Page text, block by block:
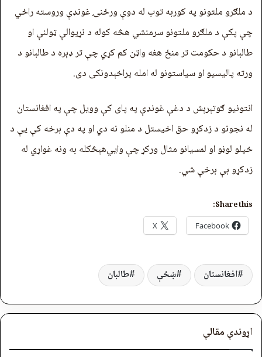
د ملګرو ملتونو په کوربه توب له دوې ورځنۍ غونډې وروسته راځي
چې پکې د ملګرو ملتونو سرمنشي هڅه کوله د نړیوالې ټولنې او
طالبانو د حکومت تر منځ هغه واټن کم کړي چې تر ډېره د طالبانو د
ورته پالیسیو او سیاستونو له امله پراخېدونکی دی.
انتونیو ګوتېرېش د دغې غونډې په پای کې وویل چې په افغانستان
له نجونو د زدکړو حق اخیستل د منلو نه دي‌ او په دې برخه کې یې د
خپلو لوڼو او لمسیانو مثال ورکړ چې وايي‌هېڅکله به ونه غواړي له
زدکړو بې برخې شي.
Share this:
Facebook
X
افغانستان ښځې طالبان
اړوندې مقالې